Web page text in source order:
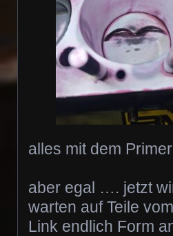
alles mit dem
aber egal …. jetzt
warten auf Teile
Link endlich Form